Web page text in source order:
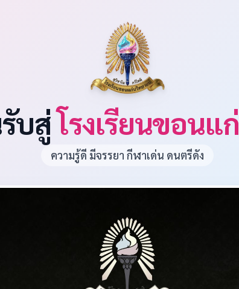
บสู่โรงเรียนขอน
ความรู้ดี มีจรรยา กีฬาเด่น ดนตรีดัง